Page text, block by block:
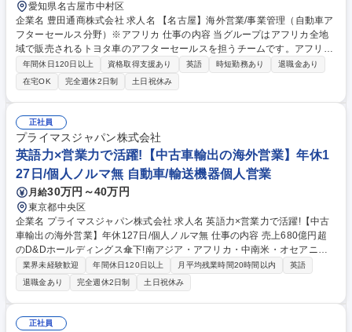
愛知県名古屋市中村区
企業名 豊田通商株式会社 求人名 【名古屋】海外営業/事業管理（自動車ア
フターセールス分野）※アフリカ 仕事の内容 当グループはアフリカ全地
域で販売されるトヨタ車のアフターセールスを担うチームです。アフリカ
で年間25万台の販売されるお客様に安心・安全なモビリティを提供するた
めのマネジメント業務を担います。 現地販売店が販売者車両をお客様に末
永くお使いいただくためのアフターセールスオペレーションの指導 １）通
常の点検整備から、不具合発生時の技術的な指導および、車両品質改善に
寄与する市場品質情報の収集とメーカーへのフィードバック ２）お客様に
ご満足いただけるアフターセールスのオペレーションを提供するための、
現場業務改善指導 募集職種 【名古屋】海外営業/事業管理（自動車アフタ
ーセールス分野）※アフリカ
年間休日120日以上 資格取得支援あり 英語 時短勤務あり
退職金あり
在宅OK
完全週休2日制 土日祝休み
正社員
プライマスジャパン株式会社
英語力×営業力で活躍!【中古車輸出の海外営業】年休1
27日/個人ノルマ無 自動車/輸送機器個人営業
月給30万円～40万円
東京都中央区
企業名 プライマスジャパン株式会社 求人名 英語力×営業力で活躍!【中古
車輸出の海外営業】年休127日/個人ノルマ無 仕事の内容 売上680億円超
のD&Dホールディングス傘下!南アジア・アフリカ・中南米・オセアニア
といった世界各国を中心に中古車輸出事業を展開する当社にて、中古車輸
出の海外営業をお任せします。海外営業の経験は不問! 営業経験を活かし
て海外とつながる仕事がしたい方、歓迎です。海外顧客とのやり取りは英
語が中心ですが、入社後に業務の流れを丁寧に学べる環境が整っています
【詳細】★まずは、既存社員のアシスタントからお任せ■海外顧客へのヒ
業界未経験歓迎 年間休日120日以上 月平均残業時間20時間以内
英語
退職金あり
完全週休2日制 土日祝休み
正社員